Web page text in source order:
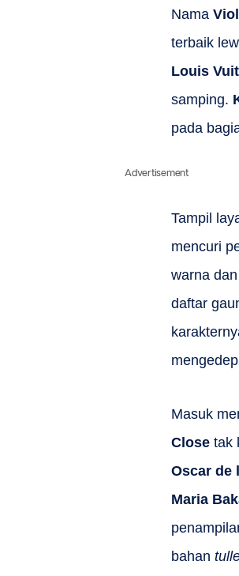
Nama
terbaik
Louis
samping.
pada
Advertisement
Tampil
mencuri
warna
daftar
Masuk
Close tak
Oscar de
Maria
bahan